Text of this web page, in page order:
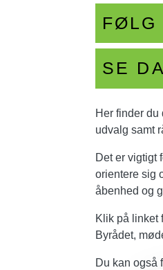
FØLG
SE
Her finder
udvalg samt
Det er vigtigt
orientere sig
åbenhed og
Klik på linket
Byrådet,
Du kan også